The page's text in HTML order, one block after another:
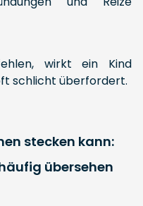
wirkt ein Kind
schlicht überfordert.
stecken kann:
übersehen